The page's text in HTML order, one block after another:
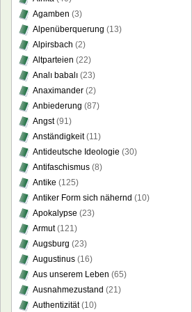
Agamben (3)
Alpenüberquerung (13)
Alpirsbach (2)
Altparteien (22)
Analı babalı (23)
Anaximander (2)
Anbiederung (87)
Angst(91)
Anständigkeit(11)
Antideutsche Ideologie (30)
Antifaschismus (8)
Antike (125)
Antiker Form sich nähernd (10)
Apokalypse (23)
Armut(121)
Augsburg (23)
Augustinus (16)
Aus unserem Leben (65)
Ausnahmezustand (21)
Authentizität(10)